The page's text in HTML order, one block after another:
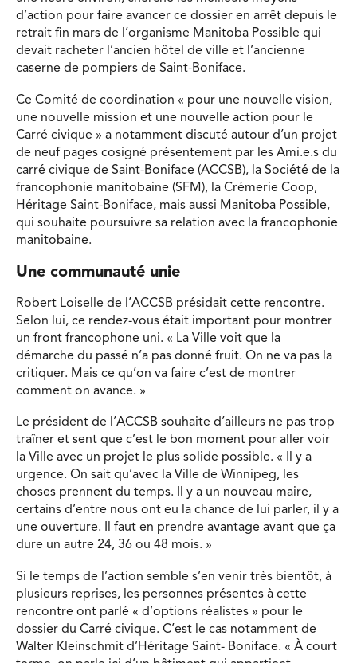
d’action pour faire avancer ce dossier en arrêt depuis le
retrait fin mars de l’organisme Manitoba Possible qui
devait racheter l’ancien hôtel de ville et l’ancienne
caserne de pompiers de Saint-Boniface.
Ce Comité de coordination « pour une nouvelle vision,
une nouvelle mission et une nouvelle action pour le
Carré civique » a notamment discuté autour d’un projet
de neuf pages cosigné présentement par les Ami.e.s du
carré civique de Saint-Boniface (ACCSB), la Société de la
francophonie manitobaine (SFM), la Crémerie Coop,
Héritage Saint-Boniface, mais aussi Manitoba Possible,
qui souhaite poursuivre sa relation avec la francophonie
manitobaine.
Une communauté unie
Robert Loiselle de l’ACCSB présidait cette rencontre.
Selon lui, ce rendez-vous était important pour montrer
un front francophone uni. « La Ville voit que la
démarche du passé n’a pas donné fruit. On ne va pas la
critiquer. Mais ce qu’on va faire c’est de montrer
comment on avance. »
Le président de l’ACCSB souhaite d’ailleurs ne pas trop
traîner et sent que c’est le bon moment pour aller voir
la Ville avec un projet le plus solide possible. « Il y a
urgence. On sait qu’avec la Ville de Winnipeg, les
choses prennent du temps. Il y a un nouveau maire,
certains d’entre nous ont eu la chance de lui parler, il y a
une ouverture. Il faut en prendre avantage avant que ça
dure un autre 24, 36 ou 48 mois. »
Si le temps de l’action semble s’en venir très bientôt, à
plusieurs reprises, les personnes présentes à cette
rencontre ont parlé « d’options réalistes » pour le
dossier du Carré civique. C’est le cas notamment de
Walter Kleinschmit d’Héritage Saint- Boniface. « À court